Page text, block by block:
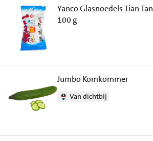
Yanco Glasnoedels Tian Tan
100 g
Jumbo Komkommer
Van dichtbij